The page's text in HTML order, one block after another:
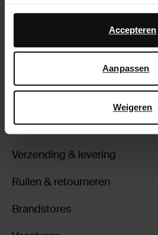
Daarnaast werken wij samen met
advertentie- en meetdoeleinden.
hoe Google uw persoonsgegevens
Accepteren
Aanpassen
Weigeren
Zwarte leren western enkellaarsjes
Klantenservice
Verzending & levering
Ruilen & retourneren
Brandstores